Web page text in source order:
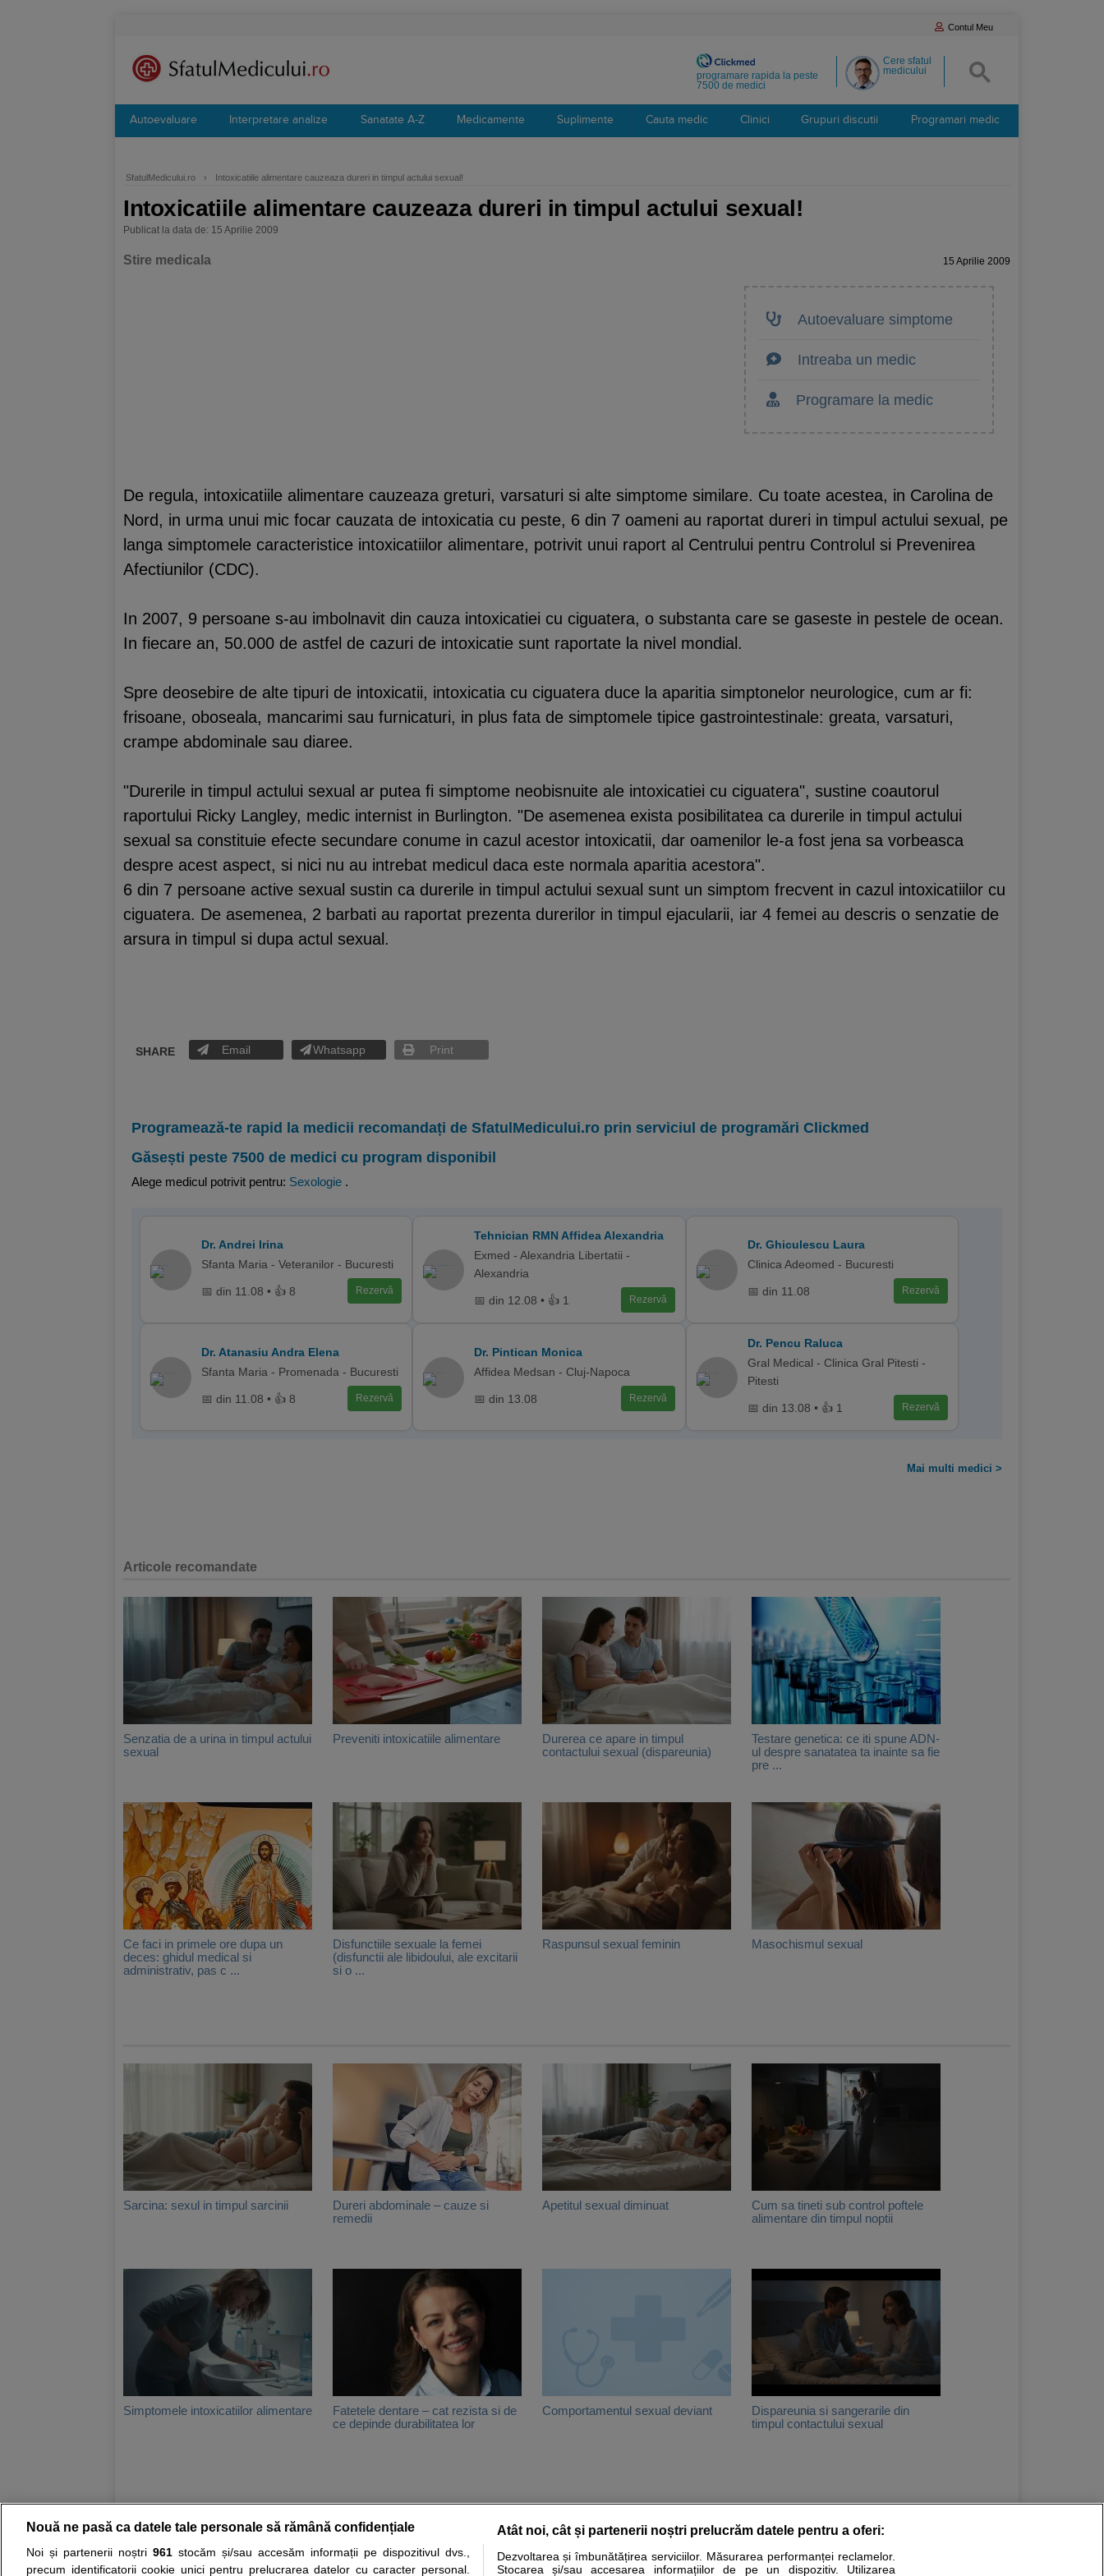
Contul Meu
Cere sfatul
medicului
programare rapida la peste
7500 de medici
Autoevaluare Interpretare analize Sanatate A-Z Medicamente Suplimente Cauta medic Clinici Grupuri discutii Programari medic
SfatulMedicului.ro › Intoxicatiile alimentare cauzeaza dureri in timpul actului sexual!
Intoxicatiile alimentare cauzeaza dureri in timpul actului sexual!
Publicat la data de: 15 Aprilie 2009
Stire medicala 15 Aprilie 2009
Autoevaluare simptome
Intreaba un medic
Programare la medic
De regula, intoxicatiile alimentare cauzeaza greturi, varsaturi si alte simptome similare. Cu toate acestea, in Carolina de
Nord, in urma unui mic focar cauzata de intoxicatia cu peste, 6 din 7 oameni au raportat dureri in timpul actului sexual, pe
langa simptomele caracteristice intoxicatiilor alimentare, potrivit unui raport al Centrului pentru Controlul si Prevenirea
Afectiunilor (CDC).
In 2007, 9 persoane s-au imbolnavit din cauza intoxicatiei cu ciguatera, o substanta care se gaseste in pestele de ocean.
In fiecare an, 50.000 de astfel de cazuri de intoxicatie sunt raportate la nivel mondial.
Spre deosebire de alte tipuri de intoxicatii, intoxicatia cu ciguatera duce la aparitia simptonelor neurologice, cum ar fi:
frisoane, oboseala, mancarimi sau furnicaturi, in plus fata de simptomele tipice gastrointestinale: greata, varsaturi,
crampe abdominale sau diaree.
"Durerile in timpul actului sexual ar putea fi simptome neobisnuite ale intoxicatiei cu ciguatera", sustine coautorul
raportului Ricky Langley, medic internist in Burlington. "De asemenea exista posibilitatea ca durerile in timpul actului
sexual sa constituie efecte secundare conume in cazul acestor intoxicatii, dar oamenilor le-a fost jena sa vorbeasca
despre acest aspect, si nici nu au intrebat medicul daca este normala aparitia acestora".
6 din 7 persoane active sexual sustin ca durerile in timpul actului sexual sunt un simptom frecvent in cazul intoxicatiilor cu
ciguatera. De asemenea, 2 barbati au raportat prezenta durerilor in timpul ejacularii, iar 4 femei au descris o senzatie de
arsura in timpul si dupa actul sexual.
SHARE Email Whatsapp Print
Programează-te rapid la medicii recomandați de SfatulMedicului.ro prin serviciul de programări Clickmed
Găsești peste 7500 de medici cu program disponibil
Alege medicul potrivit pentru: Sexologie .
Dr. Andrei Irina
Sfanta Maria - Veteranilor - Bucuresti
📅 din 11.08 • 👍 8 Rezervă
Tehnician RMN Affidea Alexandria
Exmed - Alexandria Libertatii -
Alexandria
📅 din 12.08 • 👍 1 Rezervă
Dr. Ghiculescu Laura
Clinica Adeomed - Bucuresti
📅 din 11.08 Rezervă
Dr. Atanasiu Andra Elena
Sfanta Maria - Promenada - Bucuresti
📅 din 11.08 • 👍 8 Rezervă
Dr. Pintican Monica
Affidea Medsan - Cluj-Napoca
📅 din 13.08 Rezervă
Dr. Pencu Raluca
Gral Medical - Clinica Gral Pitesti -
Pitesti
📅 din 13.08 • 👍 1 Rezervă
Mai multi medici >
Articole recomandate
Senzatia de a urina in timpul actului
sexual
Preveniti intoxicatiile alimentare
Durerea ce apare in timpul
contactului sexual (dispareunia)
Testare genetica: ce iti spune ADN-
ul despre sanatatea ta inainte sa fie
pre ...
Ce faci in primele ore dupa un
deces: ghidul medical si
administrativ, pas c ...
Disfunctiile sexuale la femei
(disfunctii ale libidoului, ale excitarii
si o ...
Raspunsul sexual feminin Masochismul sexual
Sarcina: sexul in timpul sarcinii
Dureri abdominale – cauze si
remedii
Apetitul sexual diminuat
Cum sa tineti sub control poftele
alimentare din timpul noptii
Simptomele intoxicatiilor alimentare
Fatetele dentare – cat rezista si de
ce depinde durabilitatea lor
Comportamentul sexual deviant
Dispareunia si sangerarile din
timpul contactului sexual
Resurse: Autoevaluare simptome Interpretare analize Specialitati medicale
Nouă ne pasă ca datele tale personale să rămână confidențiale
Noi și partenerii noștri 961stocăm și/sau accesăm informații pe dispozitivul dvs.,
precum identificatorii cookie unici pentru prelucrarea datelor cu caracter personal.
Atât noi, cât și partenerii noștri prelucrăm datele pentru a oferi:
Dezvoltarea și îmbunătățirea serviciilor. Măsurarea performanței reclamelor.
Stocarea și/sau accesarea informațiilor de pe un dispozitiv. Utilizarea